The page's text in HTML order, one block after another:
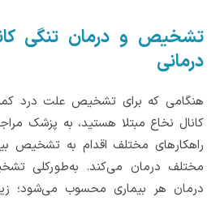
تشخیص و درمان تنگی
درمانی
هنگامی که برای تشخیص علت درد کمر
کانال نخاع مبتلا هستید، به پزشک
راهکارهای مختلف اقدام به تشخیص
مختلف درمان می‌کند. به‌طورکلی
درمان هر بیماری محسوب می‌شود؛